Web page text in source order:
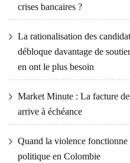
crises bancaires ?
La rationalisation des
débloque davantage de
en ont le plus besoin
Market Minute : La facture
arrive à échéance
Quand la violence
politique en Colombie